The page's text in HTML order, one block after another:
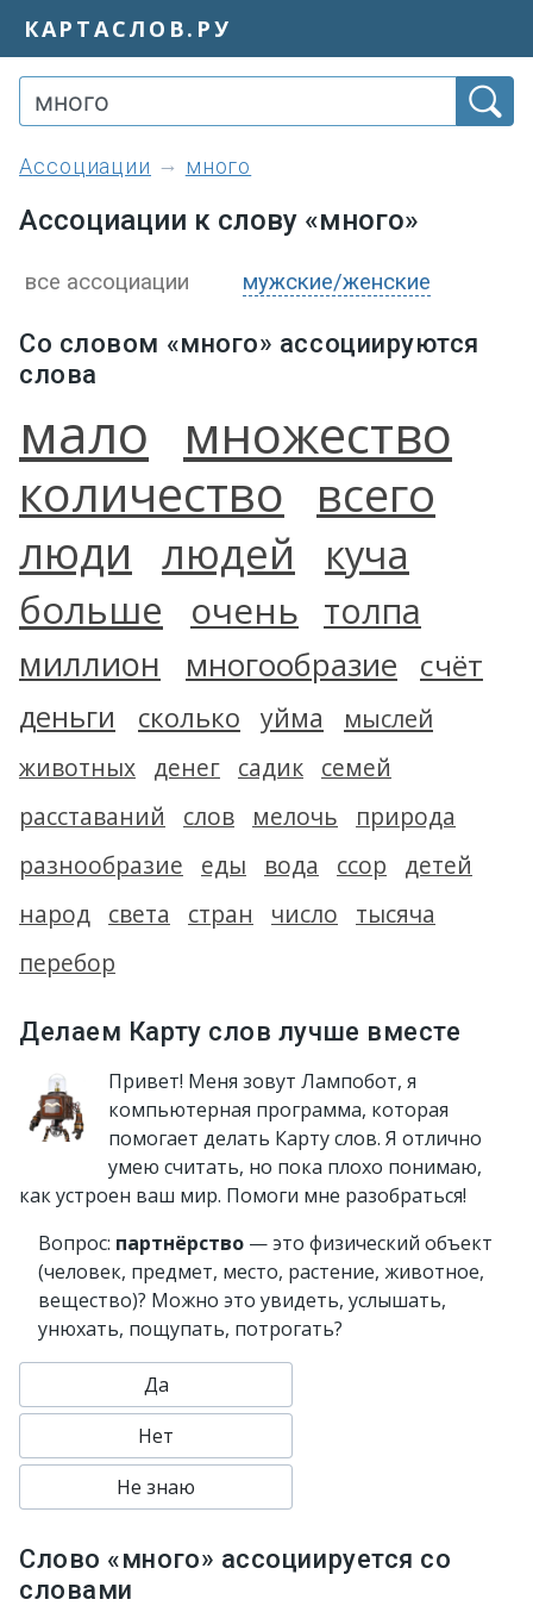
КАРТАСЛОВ.РУ
ассоциации много
Ассоциации к слову «много»
все ассоциации мужские/женские
Со словом «много» ассоциируются
слова
мало множество
количество всего
люди людей куча
больше очень толпа
миллион многообразие счёт
деньги сколько уйма мыслей
животных денег садик семей
расставаний
слов мелочь
природа
разнообразие
еды вода ссор
детей
народ света стран число
тысяча
перебор
Делаем Карту слов лучше вместе
Привет! Меня зовут Лампобот, я
компьютерная программа, которая
помогает делать Карту слов. Я отлично
умею считать, но пока плохо понимаю,
как устроен ваш мир. Помоги мне разобраться!
Вопрос: партнёрство — это физический объект
(человек, предмет, место, растение, животное,
вещество)? Можно это увидеть, услышать,
унюхать, пощупать, потрогать?
Да
Нет
Не знаю
Слово «много» ассоциируется со
словами